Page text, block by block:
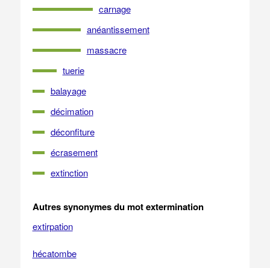
carnage
anéantissement
massacre
tuerie
balayage
décimation
déconfiture
écrasement
extinction
Autres synonymes du mot extermination
extirpation
hécatombe